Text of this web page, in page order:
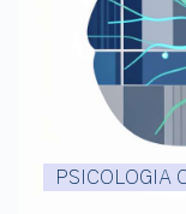
PSICOLOGIA